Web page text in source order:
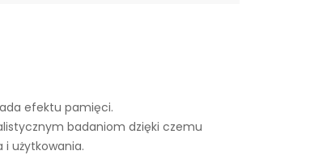
efektu pamięci.
badaniom dzięki czemu
i użytkowania.